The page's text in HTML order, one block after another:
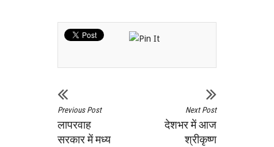
Previous Post
लापरवाह
सरकार में मध्य
Next Post
देशभर में आज
श्रीकृष्ण